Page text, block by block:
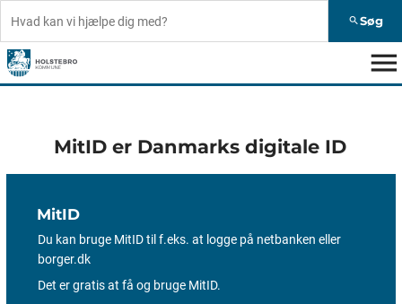
search Søg
menu
MitID er Danmarks digitale ID
MitID
Du kan bruge MitID til f.eks. at logge på netbanken eller
borger.dk
Det er gratis at få og bruge MitID.